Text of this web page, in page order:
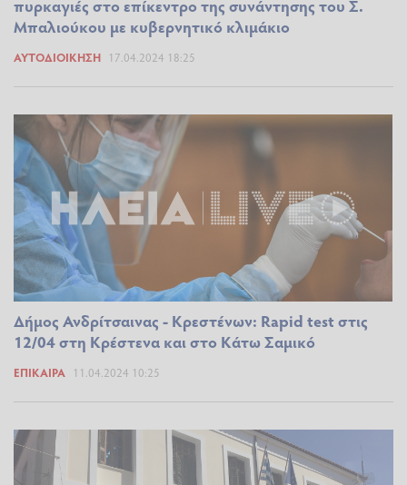
πυρκαγιές στο επίκεντρο της συνάντησης του Σ.
Μπαλιούκου με κυβερνητικό κλιμάκιο
ΑΥΤΟΔΙΟΊΚΗΣΗ 17.04.2024 18:25
Δήμος Ανδρίτσαινας - Κρεστένων: Rapid test στις
12/04 στη Κρέστενα και στο Κάτω Σαμικό
ΕΠΊΚΑΙΡΑ 11.04.2024 10:25